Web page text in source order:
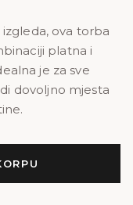
ova torba
platna i
je za sve
dovoljno mjesta